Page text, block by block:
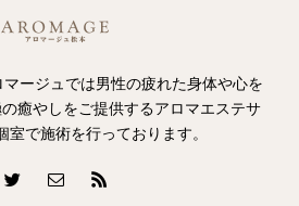
ージュでは男性の疲れた身体や心を
癒やしをご提供するアロマエステサ
室で施術を行っております。